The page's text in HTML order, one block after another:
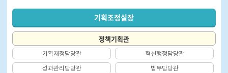
기획조정실장
정책기획관
기획재정담당관 혁신행정담당관
성과관리담당관 법무담당관